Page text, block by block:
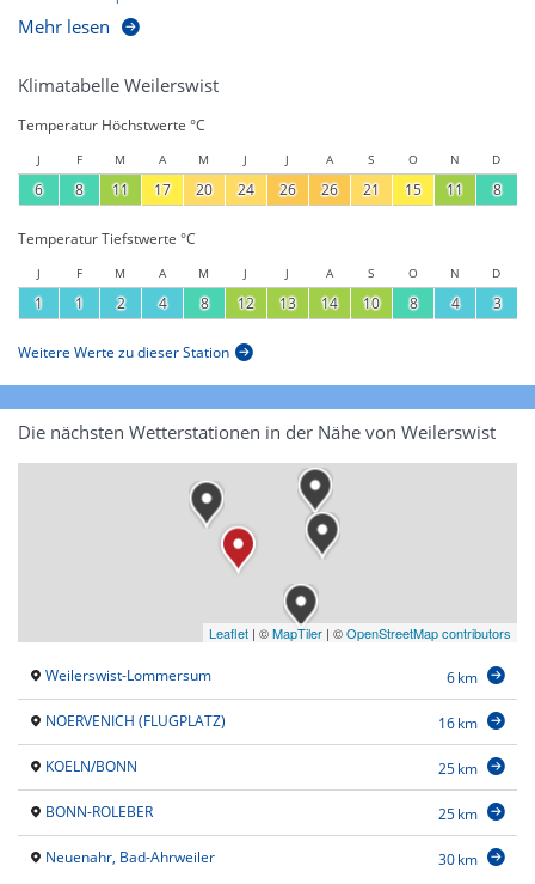
Mehr lesen
Klimatabelle Weilerswist
Temperatur Höchstwerte °C
J F M A M J J A S O N D
6 8 11 17 20 24 26 26 21 15 11 8
Temperatur Tiefstwerte °C
J F M A M J J A S O N D
1 1 2 4 8 12 13 14 10 8 4 3
Weitere Werte zu dieser Station
Die nächsten Wetterstationen in der Nähe von Weilerswist
Leaflet | ©MapTiler | ©OpenStreetMap contributors
Weilerswist-Lommersum 6 km
NOERVENICH (FLUGPLATZ) 16 km
KOELN/BONN 25 km
BONN-ROLEBER 25 km
Neuenahr, Bad-Ahrweiler 30 km